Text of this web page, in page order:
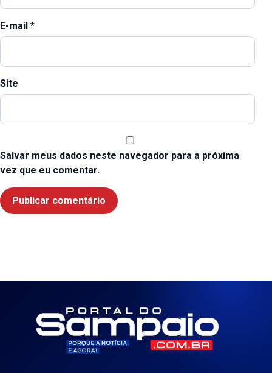
E-mail *
Site
Salvar meus dados neste navegador para a próxima
vez que eu comentar.